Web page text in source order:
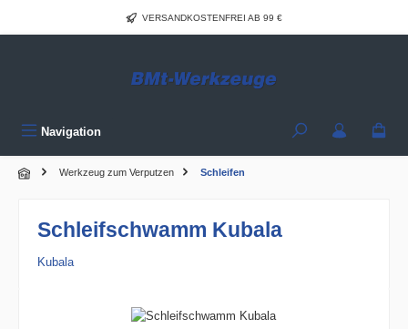
Zum Hauptinhalt springenVERSANDKOSTENFREI AB 99 €
Navigation
Werkzeug zum Verputzen Schleifen
Schleifschwamm Kubala
Kubala
Bildergalerie überspringen